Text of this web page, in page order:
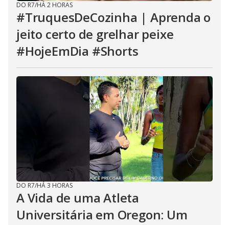
DO R7/HÁ 2 HORAS
#TruquesDeCozinha | Aprenda o
jeito certo de grelhar peixe
#HojeEmDia #Shorts
DO R7/HÁ 3 HORAS
A Vida de uma Atleta
Universitária em Oregon: Um